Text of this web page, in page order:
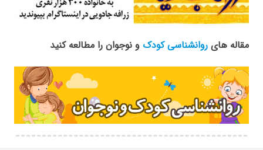
مقاله های روانشناسی کودک و نوجوان را مطالعه کنید